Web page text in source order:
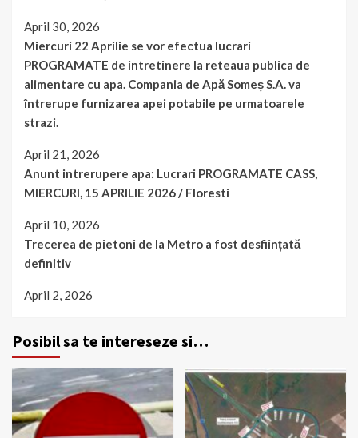
April 30, 2026
Miercuri 22 Aprilie se vor efectua lucrari
PROGRAMATE de intretinere la reteaua publica de
alimentare cu apa. Compania de Apă Someș S.A. va
întrerupe furnizarea apei potabile pe urmatoarele
strazi.
April 21, 2026
Anunt intrerupere apa: Lucrari PROGRAMATE CASS,
MIERCURI, 15 APRILIE 2026 / Floresti
April 10, 2026
Trecerea de pietoni de la Metro a fost desființată
definitiv
April 2, 2026
Posibil sa te intereseze si…